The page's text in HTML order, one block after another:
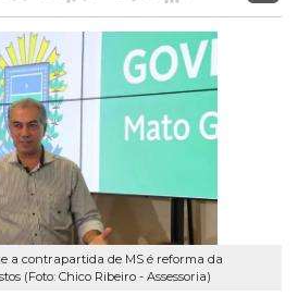
a contrapartida de MS é reforma da
(Foto: Chico Ribeiro - Assessoria)